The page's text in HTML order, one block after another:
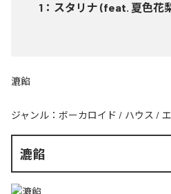
1 ： スタリナ (feat. 夏色花
漉餡
ジャンル： ボーカロイド / ハウス /
漉餡